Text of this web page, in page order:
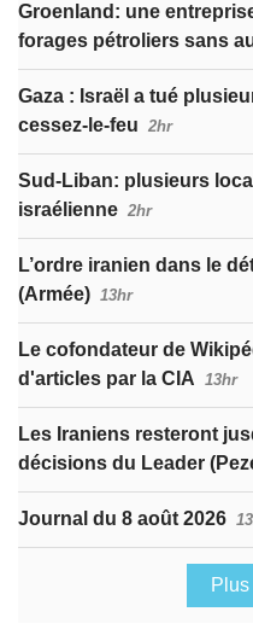
Groenland: une
forages pétroliers sans
Gaza : Israël a tué
cessez-le-feu 2hr
Sud-Liban: plusieurs
israélienne 2hr
L’ordre iranien dans le
(Armée) 13hr
Le cofondateur de
d'articles par la CIA 13hr
Les Iraniens resteront
décisions du Leader
Journal du 8 août 2026